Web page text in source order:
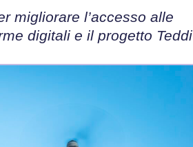
migliorare l’accesso alle
digitali e il progetto Teddi